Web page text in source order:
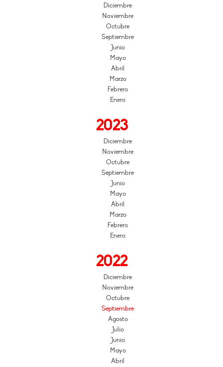
Diciembre
Noviembre
Octubre
Septiembre
Junio
Mayo
Abril
Marzo
Febrero
Enero
2023
Diciembre
Noviembre
Octubre
Septiembre
Junio
Mayo
Abril
Marzo
Febrero
Enero
2022
Diciembre
Noviembre
Octubre
Septiembre
Agosto
Julio
Junio
Mayo
Abril